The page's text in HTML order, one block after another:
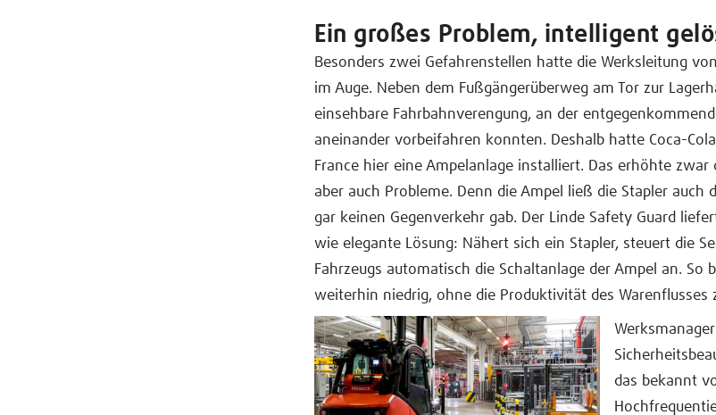
Ein großes Problem, intelligent
Besonders zwei Gefahrenstellen hatte die Werksleitung
im Auge. Neben dem Fußgängerüberweg am Tor zur
einsehbare Fahrbahnverengung, an der
aneinander vorbeifahren konnten. Deshalb hatte Coca-
France hier eine Ampelanlage installiert. Das erhöhte zwar
aber auch Probleme. Denn die Ampel ließ die Stapler auch
gar keinen Gegenverkehr gab. Der Linde Safety Guard
wie elegante Lösung: Nähert sich ein Stapler, steuert die
Fahrzeugs automatisch die Schaltanlage der Ampel an. So
weiterhin niedrig, ohne die Produktivität des Warenflusses
das bekannt